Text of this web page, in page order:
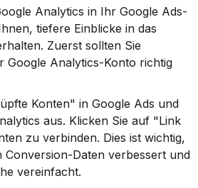
Analytics in Ihr Google Ads-
tiefere Einblicke in das
Zuerst sollten Sie
Google Analytics-Konto richtig
Konten" in Google Ads und
aus. Klicken Sie auf "Link
zu verbinden. Dies ist wichtig,
Conversion-Daten verbessert und
vereinfacht.